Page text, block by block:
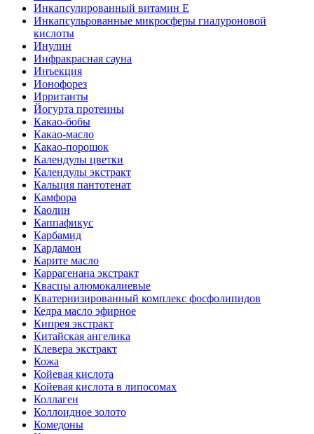
Инкапсулированный витамин Е
Инкапсульрованные микросферы гиалуроновой
кислоты
Инулин
Инфракрасная сауна
Инъекция
Ионофорез
Ирританты
Йогурта протеины
Какао-бобы
Какао-масло
Какао-порошок
Календулы цветки
Календулы экстракт
Кальция пантотенат
Камфора
Каолин
Каппафикус
Карбамид
Кардамон
Карите масло
Каррагенана экстракт
Квасцы алюмокалиевые
Кватернизированный комплекс фосфолипидов
Кедра масло эфирное
Кипрея экстракт
Китайская ангелика
Клевера экстракт
Кожа
Койевая кислота
Койевая кислота в липосомах
Коллаген
Коллоидное золото
Комедоны